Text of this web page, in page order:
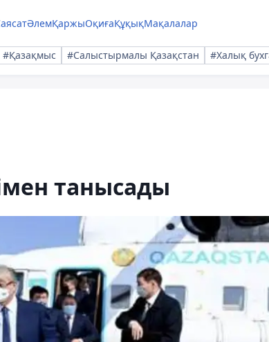
ӘлемҚаржыОқиғаҚұқықМақалалар
#Қазақмыс #Салыстырмалы Қазақстан #Халық
танысады